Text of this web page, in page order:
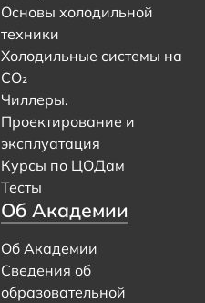
Основы холодильной
техники
Холодильные системы на
CO₂
Чиллеры.
Проектирование и
эксплуатация
Курсы по ЦОДам
Тесты
Об Академии
Об Академии
Сведения об
образовательной